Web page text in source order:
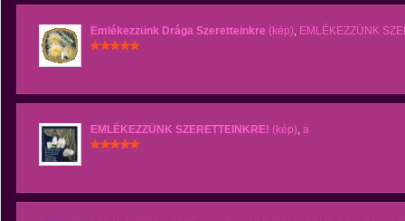
Emlékezzünk Drága Szeretteinkre (kép), EMLÉKEZZÜNK
EMLÉKEZZÜNK SZERETTEINKRE! (kép), a